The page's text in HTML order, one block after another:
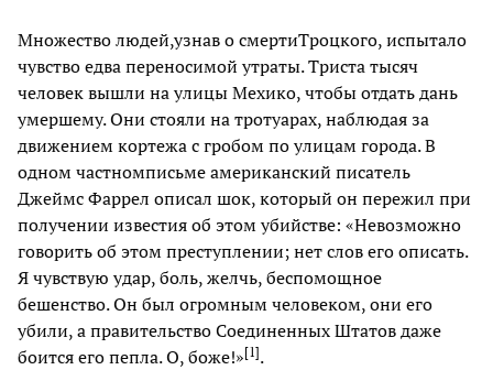
Множество людей,узнав о смертиТроцкого, испытало
чувство едва переносимой утраты. Триста тысяч
человек вышли на улицы Мехико, чтобы отдать дань
умершему. Они стояли на тротуарах, наблюдая за
движением кортежа с гробом по улицам города. В
одном частномписьме американский писатель
Джеймс Фаррел описал шок, который он пережил при
получении известия об этом убийстве: «Невозможно
говорить об этом преступлении; нет слов его описать.
Я чувствую удар, боль, желчь, беспомощное
бешенство. Он был огромным человеком, они его
убили, а правительство Соединенных Штатов даже
боится его пепла. О, боже!»[1].